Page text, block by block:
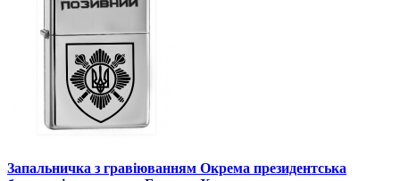
Запальничка з гравіюванням Окрема президентська